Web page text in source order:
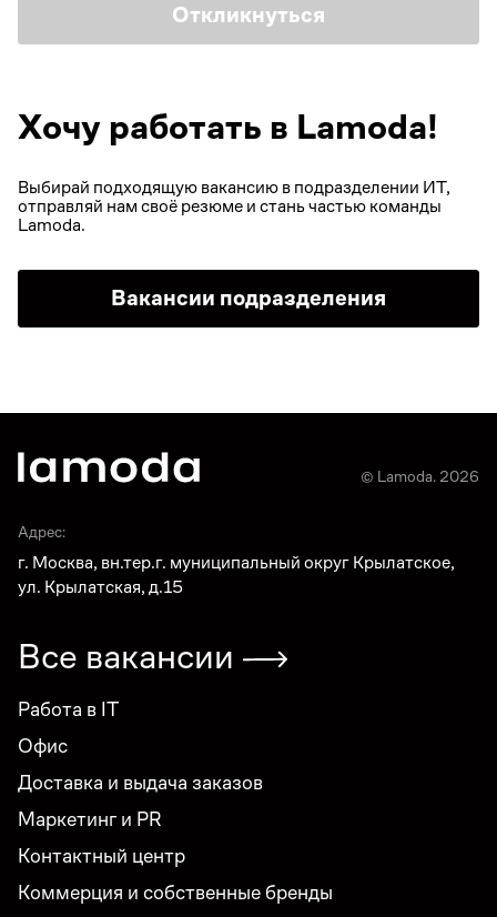
Откликнуться
Хочу работать в Lamoda!
Выбирай подходящую вакансию в подразделении ИТ,
отправляй нам своё резюме и стань частью команды
Lamoda.
Вакансии подразделения
© Lamoda. 2026
Адрес:
г. Москва, вн.тер.г. муниципальный округ Крылатское,
ул. Крылатская, д.15
Все вакансии
Работа в IT
Офис
Доставка и выдача заказов
Маркетинг и PR
Контактный центр
Коммерция и собственные бренды